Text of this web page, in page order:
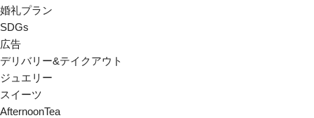
婚礼プラン
SDGs
広告
デリバリー&テイクアウト
ジュエリー
スイーツ
AfternoonTea